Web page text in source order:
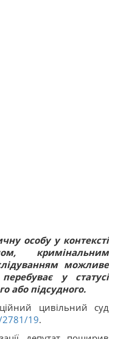
особу у контексті
кримінальним
можливе
у статусі
або підсудного.
цивільний суд
19.